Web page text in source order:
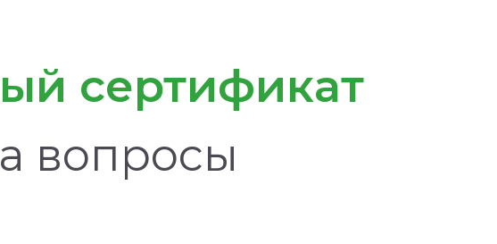
сертификат
вопросы